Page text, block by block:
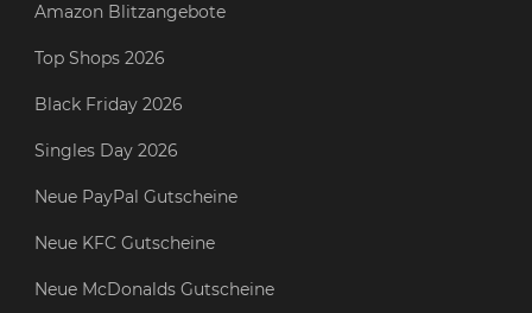
Amazon Blitzangebote
Top Shops 2026
Black Friday 2026
Singles Day 2026
Neue PayPal Gutscheine
Neue KFC Gutscheine
Neue McDonalds Gutscheine